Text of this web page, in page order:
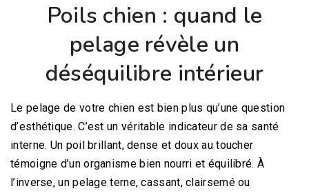
Poils chien : quand le
pelage révèle un
déséquilibre intérieur
Le pelage de votre chien est bien plus qu’une question
d’esthétique. C’est un véritable indicateur de sa santé
interne. Un poil brillant, dense et doux au toucher
témoigne d’un organisme bien nourri et équilibré. À
l’inverse, un pelage terne, cassant, clairsemé ou